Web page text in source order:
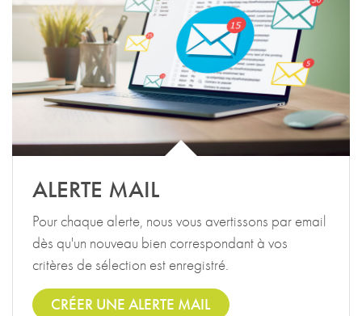
ALERTE MAIL
Pour chaque alerte, nous vous avertissons par email
dès qu'un nouveau bien correspondant à vos
critères de sélection est enregistré.
CRÉER UNE ALERTE MAIL